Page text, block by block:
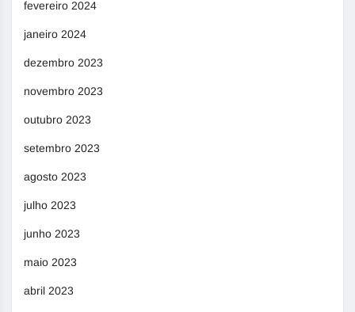
fevereiro 2024
janeiro 2024
dezembro 2023
novembro 2023
outubro 2023
setembro 2023
agosto 2023
julho 2023
junho 2023
maio 2023
abril 2023